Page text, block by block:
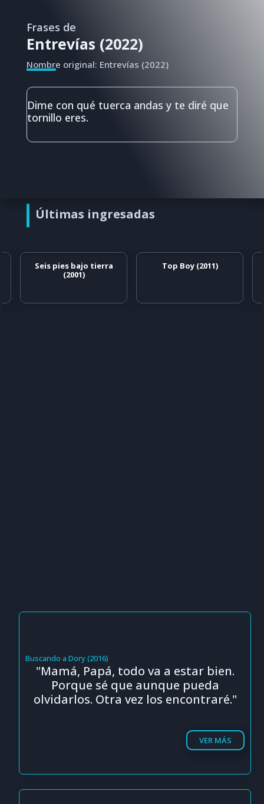
Frases de
Entrevías (2022)
Nombre original: Entrevías (2022)
Dime con qué tuerca andas y te diré que
tornillo eres.
Últimas ingresadas
Seis pies bajo tierra
(2001)
Top Boy (2011)
Buscando a Dory (2016)
"Mamá, Papá, todo va a estar bien.
Porque sé que aunque pueda
olvidarlos. Otra vez los encontraré."
VER MÁS